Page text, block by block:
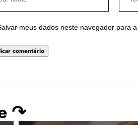
meus dados neste navegador para
↷